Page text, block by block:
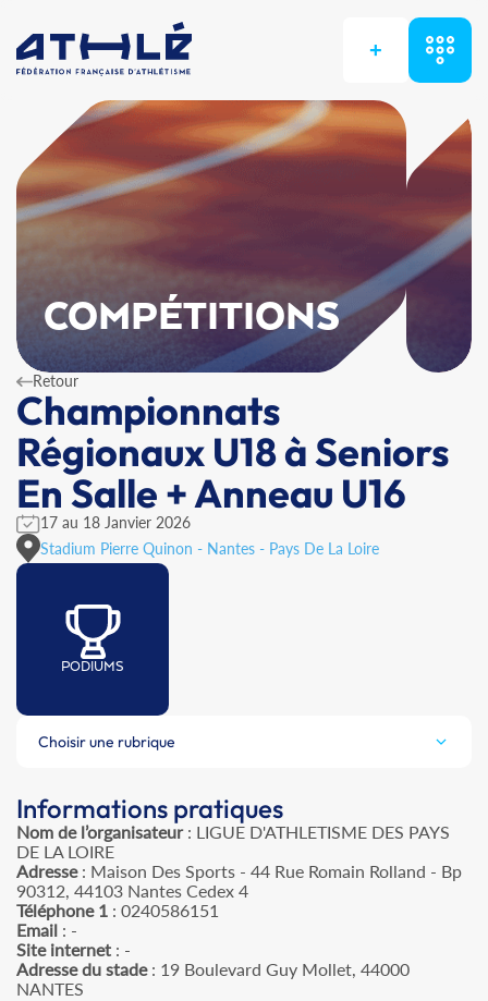
+
COMPÉTITIONS
Retour
Championnats
Régionaux U18 à Seniors
En Salle + Anneau U16
17 au 18 Janvier 2026
Stadium Pierre Quinon - Nantes - Pays De La Loire
PODIUMS
Choisir une rubrique
Informations pratiques
Nom de l’organisateur: LIGUE D'ATHLETISME DES PAYS
DE LA LOIRE
Adresse: Maison Des Sports - 44 Rue Romain Rolland - Bp
90312, 44103 Nantes Cedex 4
Téléphone 1 : 0240586151
Email : -
Site internet : -
Adresse du stade: 19 Boulevard Guy Mollet, 44000
NANTES